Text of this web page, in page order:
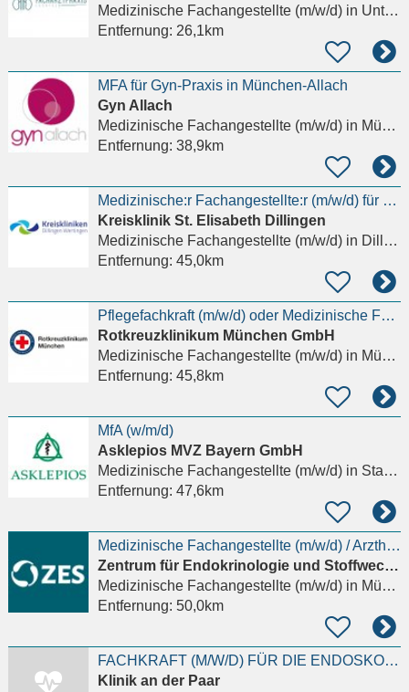
Medizinische Fachangestellte (m/w/d)in Untermeitingen
Entfernung: 26,1km
MFA für Gyn-Praxis in München-Allach
Gyn Allach
Medizinische Fachangestellte (m/w/d)in München, Allach
Entfernung: 38,9km
Medizinische:r Fachangestellte:r (m/w/d) für den Dienst auf Station
Kreisklinik St. Elisabeth Dillingen
Medizinische Fachangestellte (m/w/d)in Dillingen an der Donau
Entfernung: 45,0km
Pflegefachkraft (m/w/d) oder Medizinische Fachangestellte (m/w/d) - HKL
Rotkreuzklinikum München GmbH
Medizinische Fachangestellte (m/w/d)in München, Neuhausen
Entfernung: 45,8km
MfA (w/m/d)
Asklepios MVZ Bayern GmbH
Medizinische Fachangestellte (m/w/d)in Starnberg
Entfernung: 47,6km
Medizinische Fachangestellte (m/w/d) / Arzthelfer/-in (m/w/d) für Privatpraxis gesucht!
Zentrum für Endokrinologie und Stoffwechsel
Medizinische Fachangestellte (m/w/d)in München
Entfernung: 50,0km
FACHKRAFT (M/W/D) FÜR DIE ENDOSKOPIE
Klinik an der Paar